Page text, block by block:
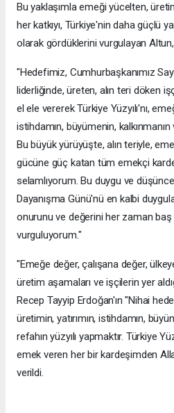
Bu yaklaşımla emeği yücelten,
her katkıyı, Türkiye'nin daha güçlü
olarak gördüklerini vurgulayan
"Hedefimiz, Cumhurbaşkanımız
liderliğinde, üreten, alın teri döken
el ele vererek Türkiye Yüzyılı'nı,
istihdamın, büyümenin, kalkınmanın
Bu büyük yürüyüşte, alın teriyle,
gücüne güç katan tüm emekçi
selamlıyorum. Bu duygu ve
Dayanışma Günü'nü en kalbi
onurunu ve değerini her zaman
vurguluyorum."
"Emeğe değer, çalışana değer,
üretim aşamaları ve işçilerin yer
Recep Tayyip Erdoğan'ın "Nihai
üretimin, yatırımın, istihdamın,
refahın yüzyılı yapmaktır. Türkiye
emek veren her bir kardeşimden
verildi.